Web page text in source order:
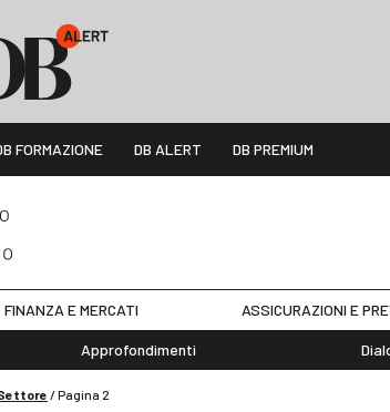
FORMAZIONE DB ALERT DB PREMIUM
FINANZA E MERCATI ASSICURAZIONI E
Approfondimenti
/Pagina 2